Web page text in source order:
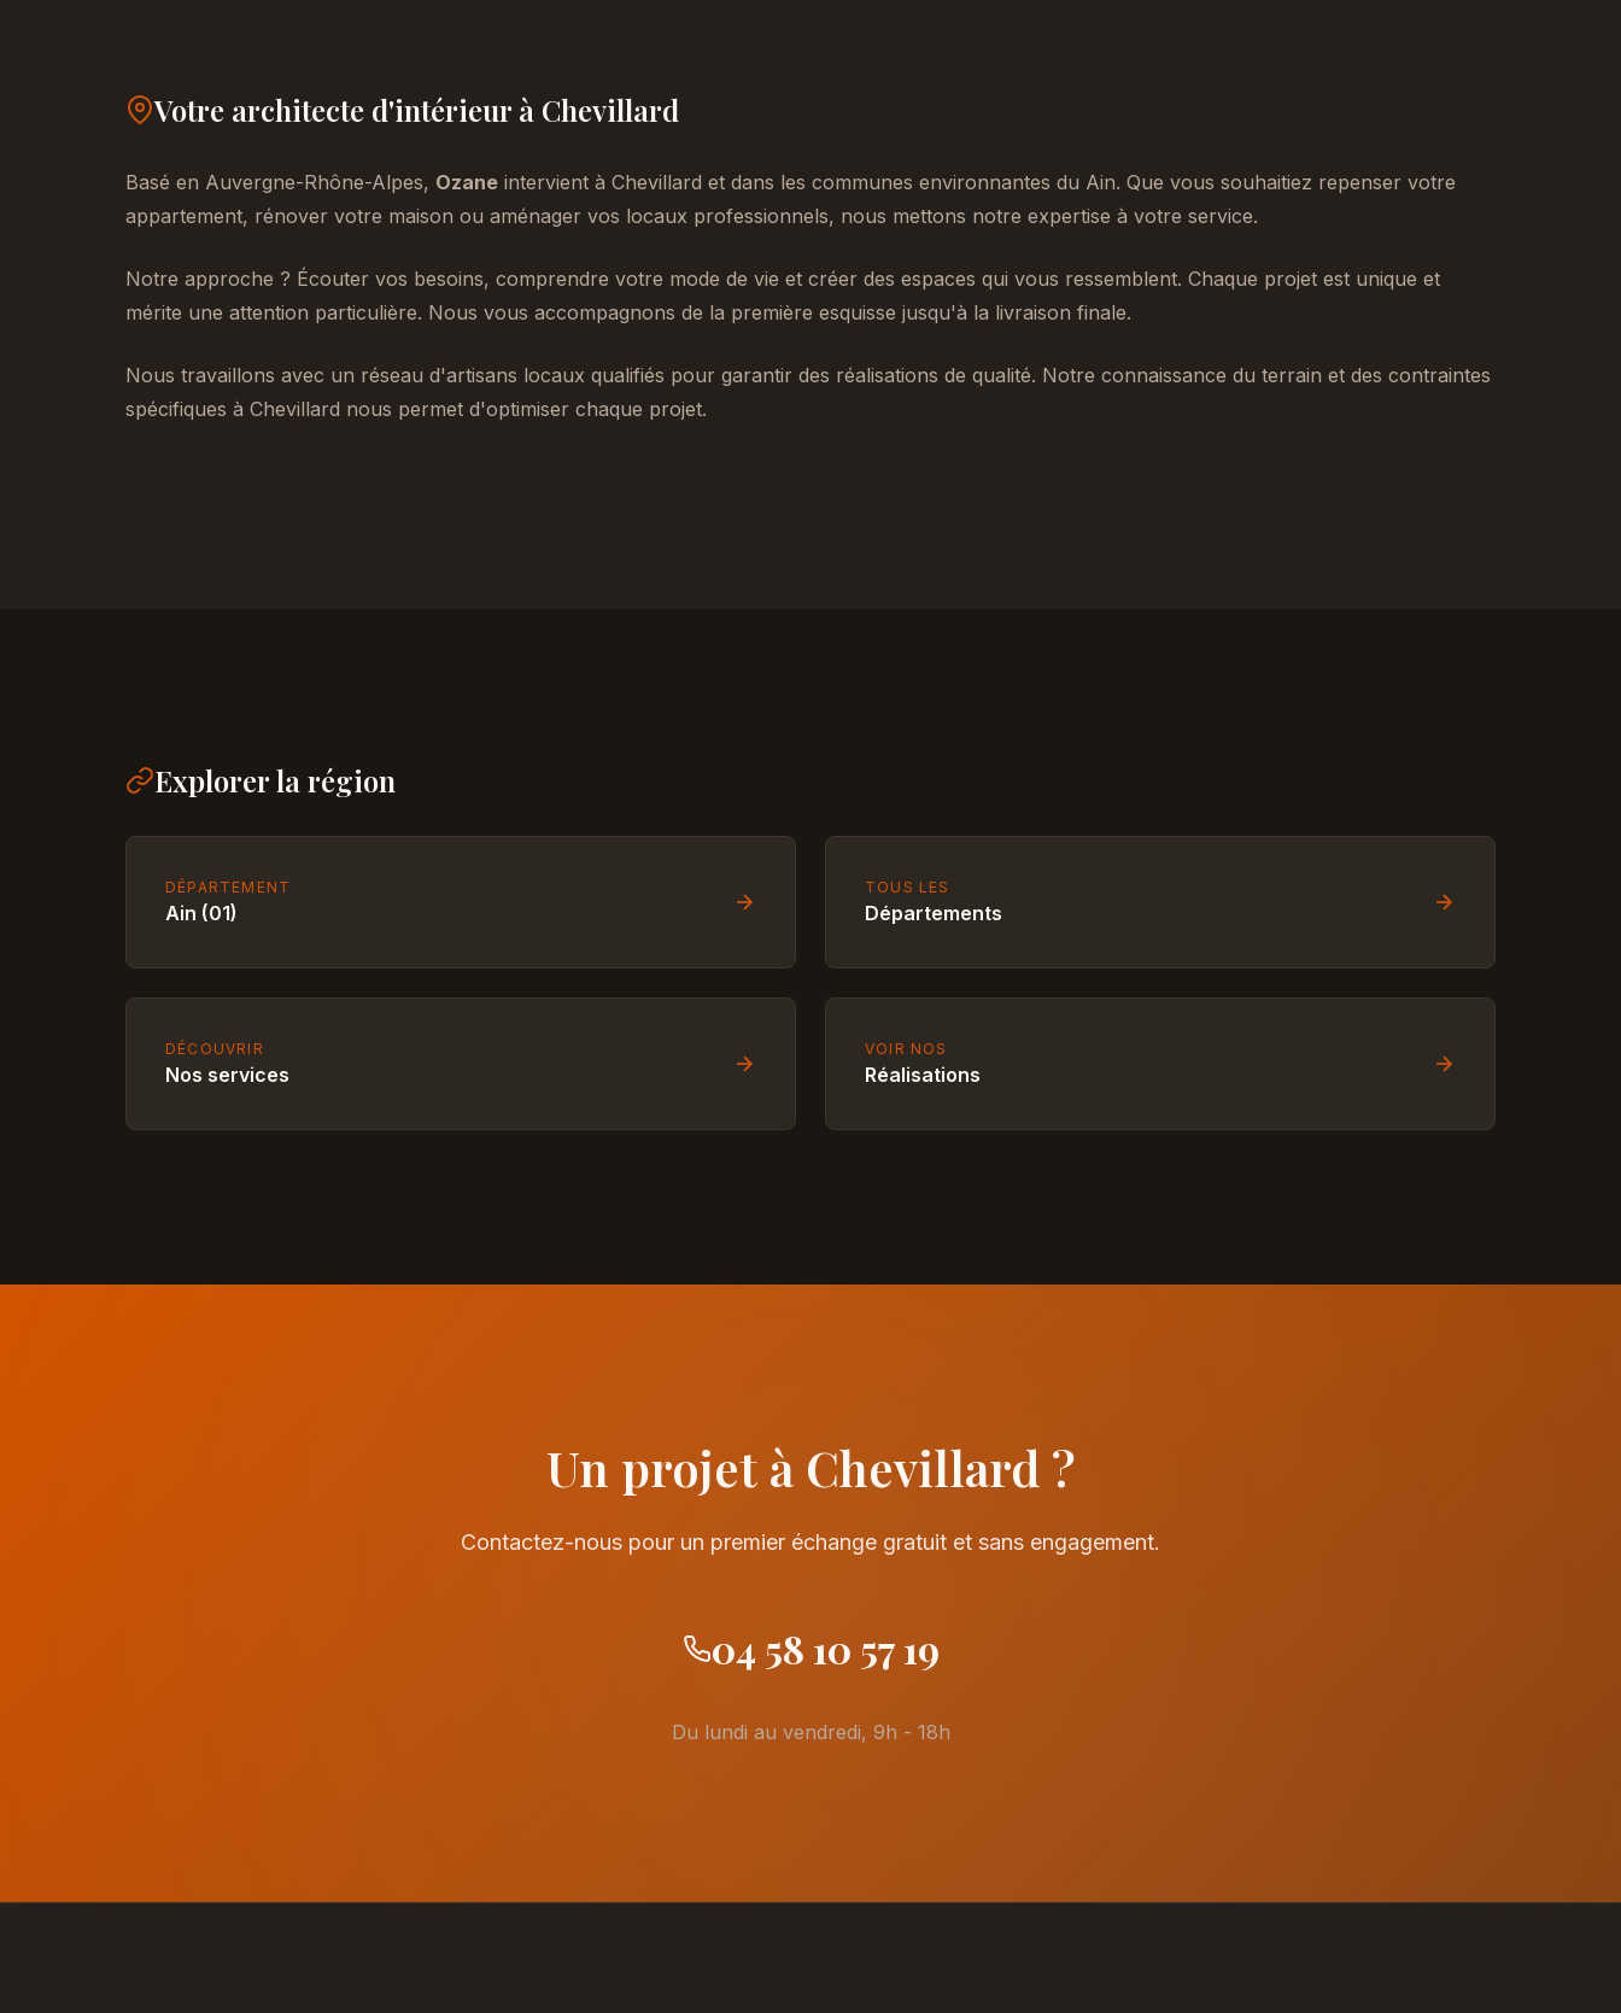
Votre architecte d'intérieur à Chevillard
Basé en Auvergne-Rhône-Alpes, Ozane intervient à Chevillard et dans les communes environnantes du Ain. Que vous souhaitiez repenser votre
appartement, rénover votre maison ou aménager vos locaux professionnels, nous mettons notre expertise à votre service.
Notre approche ? Écouter vos besoins, comprendre votre mode de vie et créer des espaces qui vous ressemblent. Chaque projet est unique et
mérite une attention particulière. Nous vous accompagnons de la première esquisse jusqu'à la livraison finale.
Nous travaillons avec un réseau d'artisans locaux qualifiés pour garantir des réalisations de qualité. Notre connaissance du terrain et des contraintes
spécifiques à Chevillard nous permet d'optimiser chaque projet.
Explorer la région
DÉPARTEMENT
Ain (01)
TOUS LES
Départements
DÉCOUVRIR
Nos services
VOIR NOS
Réalisations
Un projet à Chevillard ?
Contactez-nous pour un premier échange gratuit et sans engagement.
04 58 10 57 19
Du lundi au vendredi, 9h - 18h